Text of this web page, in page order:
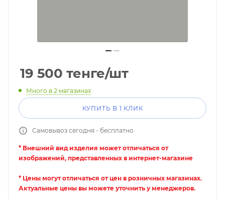
19 500 тенге/шт
Много в 2 магазинах
КУПИТЬ В 1 КЛИК
Самовывоз сегодня - бесплатно
* Внешний вид изделия может отличаться от
изображений, представленных в интернет-магазине
* Цены могут отличаться от цен в розничных магазинах.
Актуальные цены вы можете уточнить у менеджеров.